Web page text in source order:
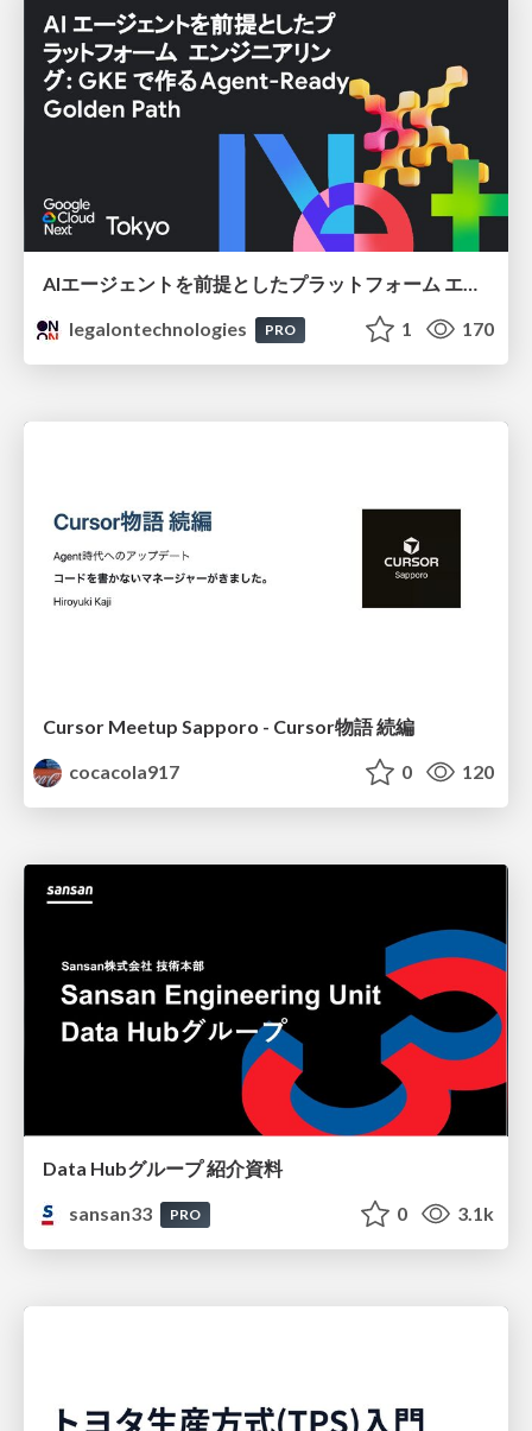
AIエージェントを前提としたプラットフォーム エンジニアリング：GKEで作るAgent-Ready Golden Path
legalontechnologies
PRO 1 170
Cursor Meetup Sapporo - Cursor物語 続編
cocacola917
0 120
Data Hubグループ 紹介資料
sansan33
PRO 0 3.1k